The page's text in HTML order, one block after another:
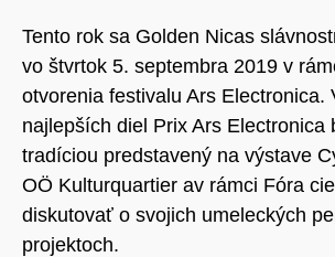
Tento rok sa Golden Nicas
vo štvrtok 5. septembra 2019 v
otvorenia festivalu Ars Electronica.
najlepších diel Prix Ars Electronica
tradíciou predstavený na výstave
OÖ Kulturquartier av rámci Fóra
diskutovať o svojich umeleckých
projektoch.